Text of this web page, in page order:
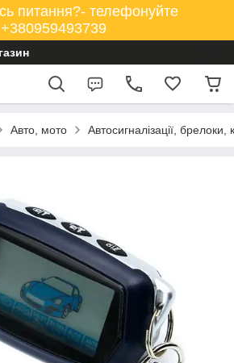
питання?- телефонуйте
+380959493739
Авто, мото Автосигналізації, брелоки,